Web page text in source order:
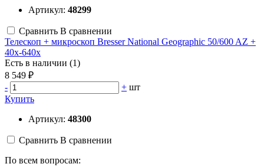
Артикул: 48299
Сравнить В сравнении
Телескоп + микроскоп Bresser National Geographic 50/600 AZ +
40x-640x
Есть в наличии (1)
8 549 ₽
-
+ шт
Купить
Артикул: 48300
Сравнить В сравнении
По всем вопросам: